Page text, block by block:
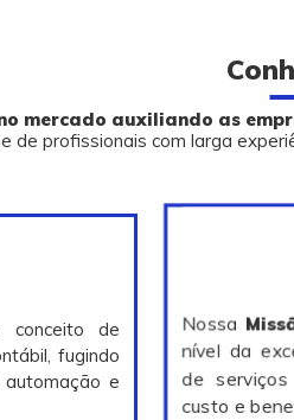
mercado auxiliando as
de profissionais com larga
conceito de
fugindo
automação e
Nossa
nível da
de
custo e